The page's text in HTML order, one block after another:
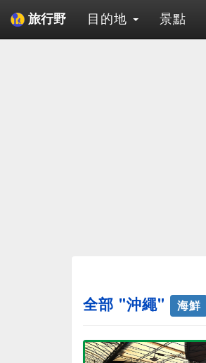
旅行野 目的地 景點
全部 "沖繩" 海鮮